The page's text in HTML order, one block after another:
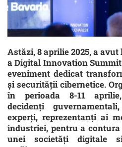
Astăzi, 8 aprilie 2025, a
a Digital Innovation Summit
eveniment dedicat
și securității cibernetice.
în perioada 8-11
decidenți
experți, reprezentanți ai
industriei, pentru a
unei societăți digitale